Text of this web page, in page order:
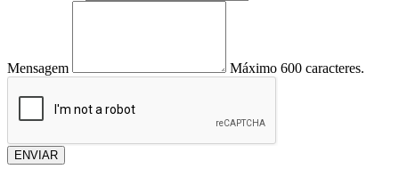
Mensagem Máximo 600 caracteres.
ENVIAR